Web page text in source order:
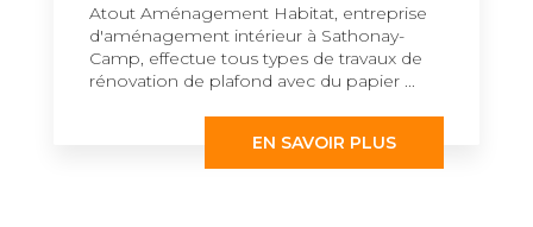
Atout Aménagement Habitat, entreprise
d'aménagement intérieur à Sathonay-
Camp, effectue tous types de travaux de
rénovation de plafond avec du papier ...
EN SAVOIR PLUS